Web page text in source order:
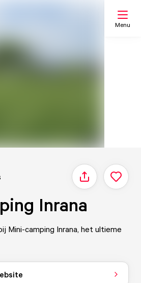
Menu
Delen
Inrana
Mini-camping Inrana, het ultieme